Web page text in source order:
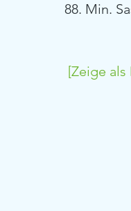
88. Min.
[Zeige als